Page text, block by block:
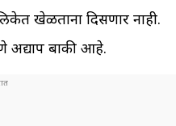
खेळताना दिसणार नाही.
अद्याप बाकी आहे.